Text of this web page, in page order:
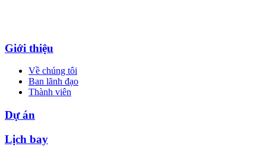
Giới thiệu
Về chúng tôi
Ban lãnh đạo
Thành viên
Dự án
Lịch bay